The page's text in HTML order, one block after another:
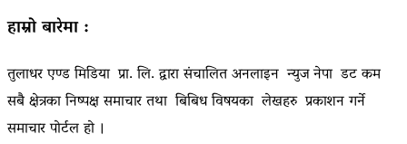
हाम्रो बारेमा :
तुलाधर एण्ड मिडिया प्रा. लि. द्वारा संचालित अनलाइन न्युज नेपा डट कम
सबै क्षेत्रका निष्पक्ष समाचार तथा बिबिध विषयका लेखहरु प्रकाशन गर्ने
समाचार पोर्टल हो ।